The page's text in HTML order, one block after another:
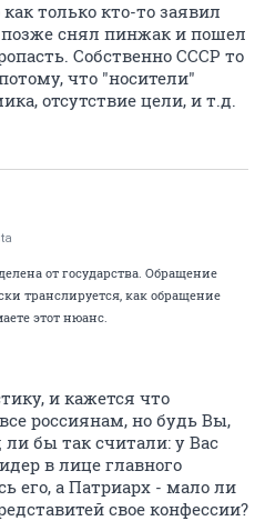
только кто-то заявил
позже снял пинжак и пошел
Собственно СССР то
что "носители"
отсутствие цели, и т.д.
от государства. Обращение
транслируется, как обращение
этот нюанс.
и кажется что
россиянам, но будь Вы,
бы так считали: у Вас
в лице главного
его, а Патриарх - мало ли
свое конфессии?